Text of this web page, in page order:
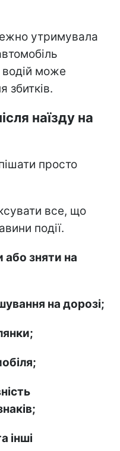
утримувала
може
збитків.
наїзду на
просто
все, що
події.
зняти на
на дорозі;
інші